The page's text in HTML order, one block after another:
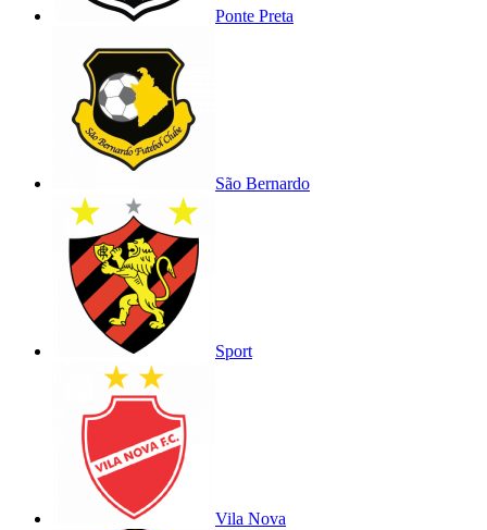
Ponte Preta
São Bernardo
Sport
Vila Nova